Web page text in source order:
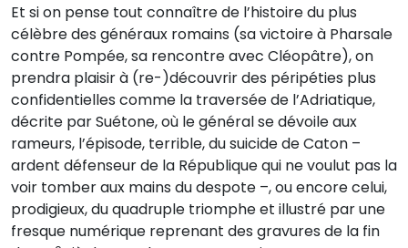
Et si on pense tout connaître de l’histoire du plus
célèbre des généraux romains (sa victoire à Pharsale
contre Pompée, sa rencontre avec Cléopâtre), on
prendra plaisir à (re-)découvrir des péripéties plus
confidentielles comme la traversée de l’Adriatique,
décrite par Suétone, où le général se dévoile aux
rameurs, l’épisode, terrible, du suicide de Caton –
ardent défenseur de la République qui ne voulut pas la
voir tomber aux mains du despote –, ou encore celui,
prodigieux, du quadruple triomphe et illustré par une
fresque numérique reprenant des gravures de la fin